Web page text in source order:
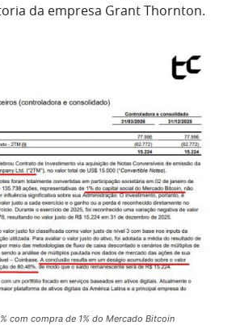
da empresa Grant Thornton.
com compra de 1% do Mercado Bitcoin